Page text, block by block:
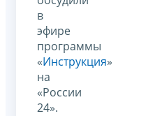
в
эфире
программы
«Инструкция»
на
«России
24».